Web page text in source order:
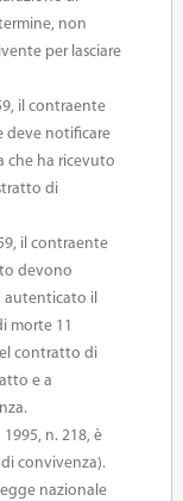
non
per lasciare
il contraente
deve notificare
che ha ricevuto
di
il contraente
devono
autenticato il
morte 11
contratto di
e a
n. 218, è
convivenza).
nazionale